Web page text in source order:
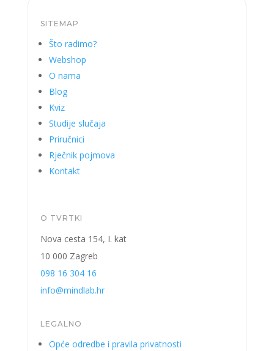
SITEMAP
Što radimo?
Webshop
O nama
Blog
Kviz
Studije slučaja
Priručnici
Rječnik pojmova
Kontakt
O TVRTKI
Nova cesta 154, I. kat
10 000 Zagreb
098 16 304 16
info@mindlab.hr
LEGALNO
Opće odredbe i pravila privatnosti